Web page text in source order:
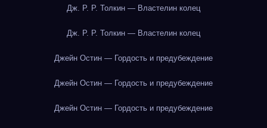
Дж. Р. Р. Толкин — Властелин колец
Дж. Р. Р. Толкин — Властелин колец
Джейн Остин — Гордость и предубеждение
Джейн Остин — Гордость и предубеждение
Джейн Остин — Гордость и предубеждение